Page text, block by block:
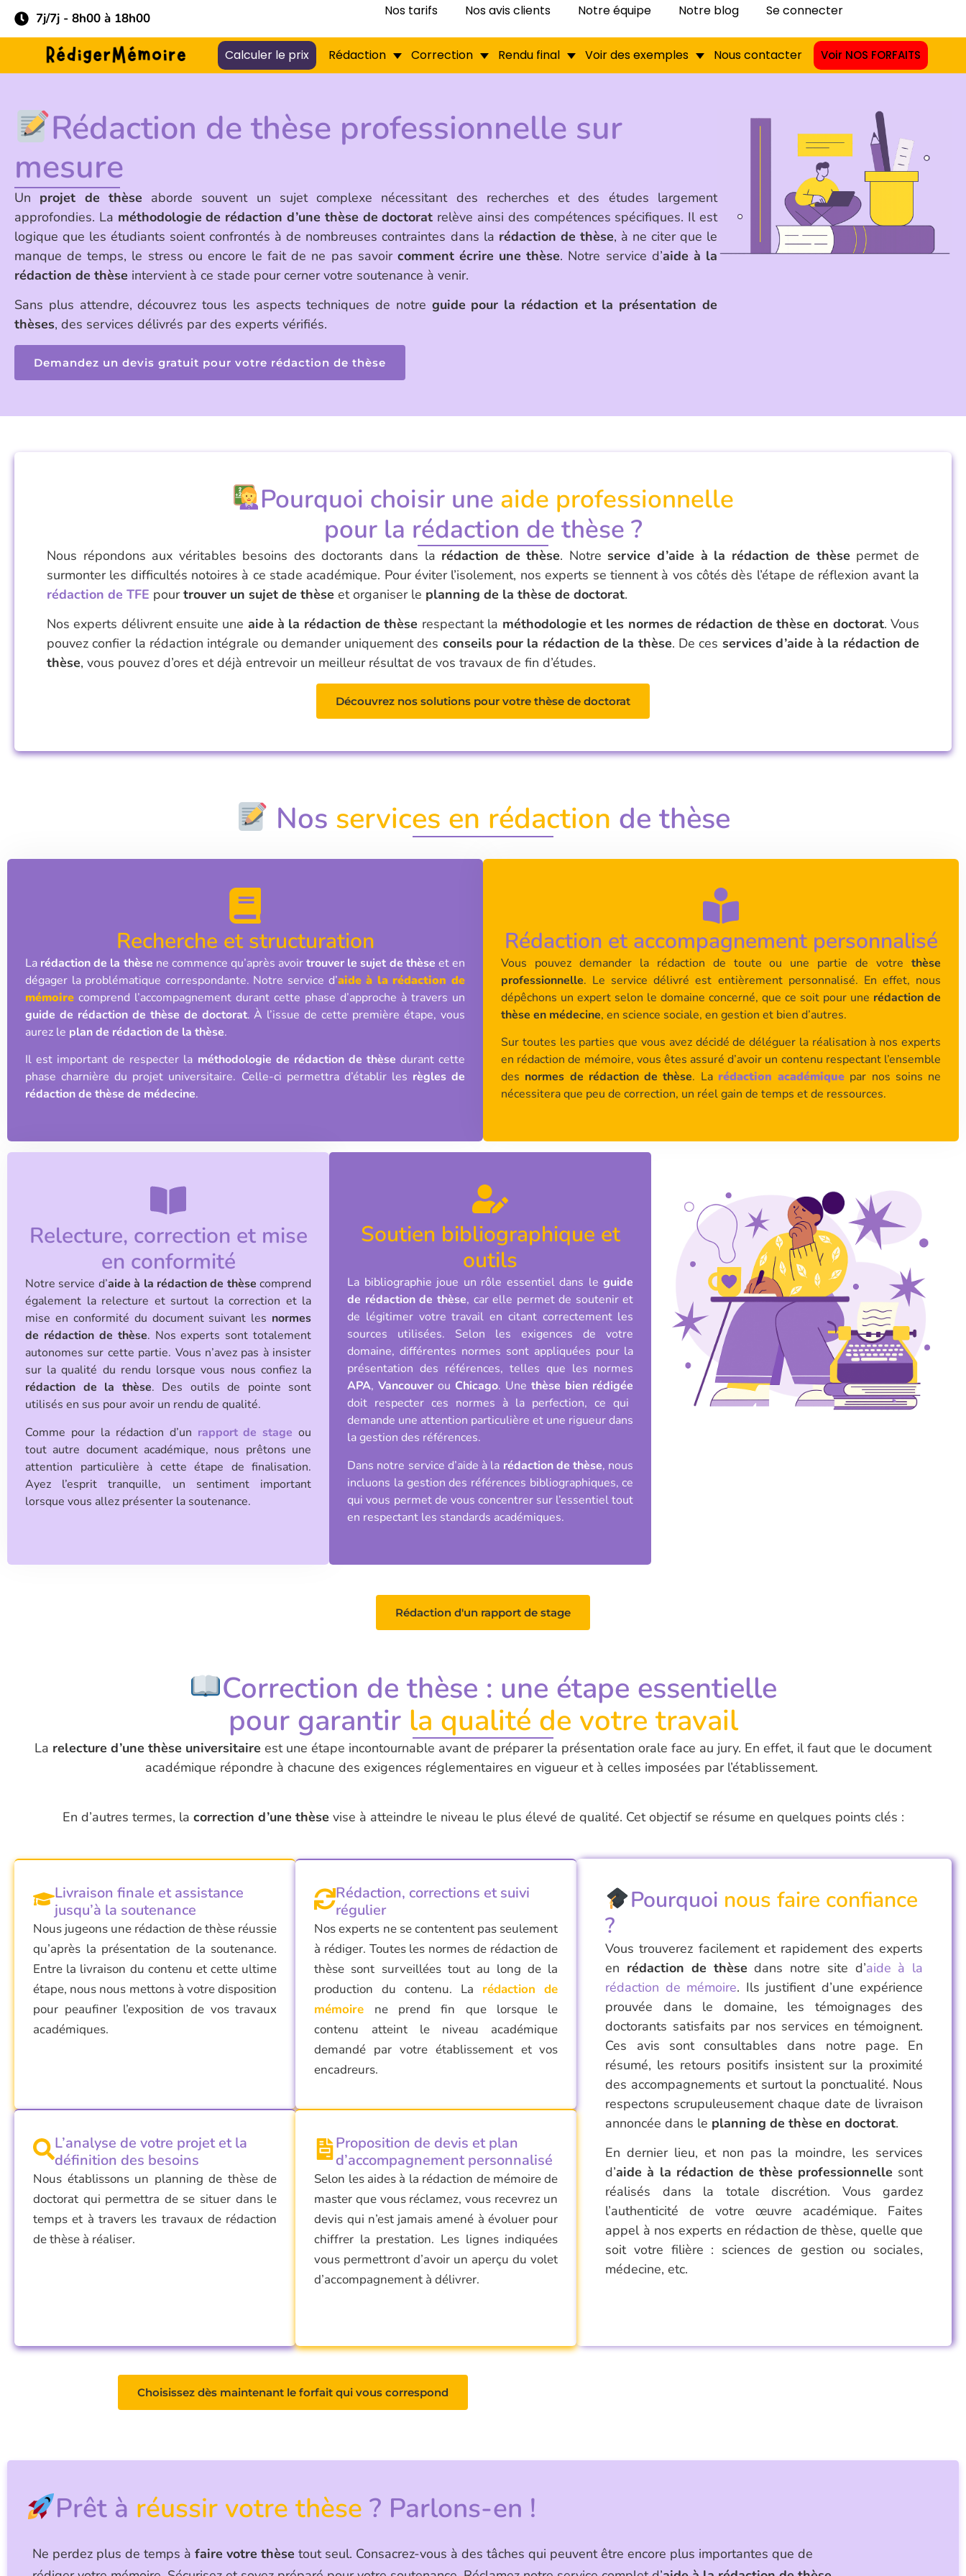
7j/7j - 8h00 à 18h00 Nos tarifs Nos avis clients Notre équipe Notre blog Se connecter
Calculer le prix Rédaction Correction Rendu final Voir des exemples Nous contacter Voir NOS FORFAITS
Rédaction de thèse professionnelle sur
mesure
Un projet de thèse aborde souvent un sujet complexe nécessitant des recherches et des études largement
approfondies. La méthodologie de rédaction d’une thèse de doctorat relève ainsi des compétences spécifiques. Il est
logique que les étudiants soient confrontés à de nombreuses contraintes dans la rédaction de thèse, à ne citer que le
manque de temps, le stress ou encore le fait de ne pas savoir comment écrire une thèse. Notre service d’aide à la
rédaction de thèse intervient à ce stade pour cerner votre soutenance à venir.
Sans plus attendre, découvrez tous les aspects techniques de notre guide pour la rédaction et la présentation de
thèses, des services délivrés par des experts vérifiés.
Demandez un devis gratuit pour votre rédaction de thèse
Pourquoi choisir une aide professionnelle
pour la rédaction de thèse ?
Nous répondons aux véritables besoins des doctorants dans la rédaction de thèse. Notreservice d’aide à la rédaction de thèse permet de
surmonter les difficultés notoires à ce stade académique. Pour éviter l’isolement, nos experts se tiennent à vos côtés dès l’étape de réflexion avant la
rédaction de TFE pourtrouver un sujet de thèse et organiser le planning de la thèse de doctorat.
Nos experts délivrent ensuite une aide à la rédaction de thèse respectant la méthodologie et les normes de rédaction de thèse en doctorat. Vous
pouvez confier la rédaction intégrale ou demander uniquement des conseils pour la rédaction de la thèse. De ces services d’aide à la rédaction de
thèse, vous pouvez d’ores et déjà entrevoir un meilleur résultat de vos travaux de fin d’études.
Découvrez nos solutions pour votre thèse de doctorat
Nos services en rédaction de thèse
Recherche et structuration
La rédaction de la thèse ne commence qu’après avoirtrouver le sujet de thèse et en
dégager la problématique correspondante. Notre service d’aide à la rédaction de
mémoire comprend l’accompagnement durant cette phase d’approche à travers un
guide de rédaction de thèse de doctorat. À l’issue de cette première étape, vous
aurez le plan de rédaction de la thèse.
Il est important de respecter la méthodologie de rédaction de thèse durant cette
phase charnière du projet universitaire. Celle-ci permettra d’établir les règles de
rédaction de thèse de médecine.
Rédaction et accompagnement personnalisé
Vous pouvez demander la rédaction de toute ou une partie de votre thèse
professionnelle. Le service délivré est entièrement personnalisé. En effet, nous
dépêchons un expert selon le domaine concerné, que ce soit pour une rédaction de
thèse en médecine, en science sociale, en gestion et bien d’autres.
Sur toutes les parties que vous avez décidé de déléguer la réalisation à nos experts
en rédaction de mémoire, vous êtes assuré d’avoir un contenu respectant l’ensemble
des normes de rédaction de thèse. La rédaction académique par nos soins ne
nécessitera que peu de correction, un réel gain de temps et de ressources.
Relecture, correction et mise
en conformité
Notre service d’aide à la rédaction de thèse comprend
également la relecture et surtout la correction et la
mise en conformité du document suivant les normes
de rédaction de thèse. Nos experts sont totalement
autonomes sur cette partie. Vous n’avez pas à insister
sur la qualité du rendu lorsque vous nous confiez la
rédaction de la thèse. Des outils de pointe sont
utilisés en sus pour avoir un rendu de qualité.
Comme pour la rédaction d’un rapport de stage ou
tout autre document académique, nous prêtons une
attention particulière à cette étape de finalisation.
Ayez l’esprit tranquille, un sentiment important
lorsque vous allez présenter la soutenance.
Soutien bibliographique et
outils
La bibliographie joue un rôle essentiel dans leguide
de rédaction de thèse, car elle permet de soutenir et
de légitimer votre travail en citant correctement les
sources utilisées. Selon les exigences de votre
domaine, différentes normes sont appliquées pour la
présentation des références, telles que les normes
APA,Vancouver ou Chicago. Unethèse bien rédigée
doit respecter ces normes à la perfection, ce qui
demande une attention particulière et une rigueur dans
la gestion des références.
Dans notre service d’aide à la rédaction de thèse, nous
incluons la gestion des références bibliographiques, ce
qui vous permet de vous concentrer sur l’essentiel tout
en respectant les standards académiques.
Rédaction d'un rapport de stage
Correction de thèse : une étape essentielle
pour garantirla qualité de votre travail
La relecture d’une thèse universitaire est une étape incontournable avant de préparer la présentation orale face au jury. En effet, il faut que le document
académique répondre à chacune des exigences réglementaires en vigueur et à celles imposées par l’établissement.
En d’autres termes, la correction d’une thèse vise à atteindre le niveau le plus élevé de qualité. Cet objectif se résume en quelques points clés :
Livraison finale et assistance
jusqu’à la soutenance
Nous jugeons une rédaction de thèse réussie
qu’après la présentation de la soutenance.
Entre la livraison du contenu et cette ultime
étape, nous nous mettons à votre disposition
pour peaufiner l’exposition de vos travaux
académiques.
Rédaction, corrections et suivi
régulier
Nos experts ne se contentent pas seulement
à rédiger. Toutes les normes de rédaction de
thèse sont surveillées tout au long de la
production du contenu. La rédaction de
mémoire ne prend fin que lorsque le
contenu atteint le niveau académique
demandé par votre établissement et vos
encadreurs.
L’analyse de votre projet et la
définition des besoins
Nous établissons un planning de thèse de
doctorat qui permettra de se situer dans le
temps et à travers les travaux de rédaction
de thèse à réaliser.
Proposition de devis et plan
d’accompagnement personnalisé
Selon les aides à la rédaction de mémoire de
master que vous réclamez, vous recevrez un
devis qui n’est jamais amené à évoluer pour
chiffrer la prestation. Les lignes indiquées
vous permettront d’avoir un aperçu du volet
d’accompagnement à délivrer.
Pourquoi nous faire confiance
?
Vous trouverez facilement et rapidement des experts
en rédaction de thèse dans notre site d’aide à la
rédaction de mémoire. Ils justifient d’une expérience
prouvée dans le domaine, les témoignages des
doctorants satisfaits par nos services en témoignent.
Ces avis sont consultables dans notre page. En
résumé, les retours positifs insistent sur la proximité
des accompagnements et surtout la ponctualité. Nous
respectons scrupuleusement chaque date de livraison
annoncée dans le planning de thèse en doctorat.
En dernier lieu, et non pas la moindre, les services
d’aide à la rédaction de thèse professionnelle sont
réalisés dans la totale discrétion. Vous gardez
l’authenticité de votre œuvre académique. Faites
appel à nos experts en rédaction de thèse, quelle que
soit votre filière : sciences de gestion ou sociales,
médecine, etc.
Choisissez dès maintenant le forfait qui vous correspond
Prêt à réussir votre thèse? Parlons-en !
Ne perdez plus de temps à faire votre thèse tout seul. Consacrez-vous à des tâches qui peuvent être encore plus importantes que de